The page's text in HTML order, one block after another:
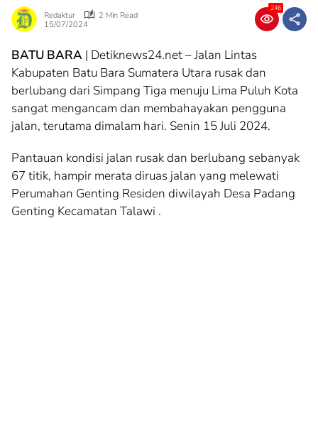
Redaktur
2 Min Read
15/07/2024
246
BATU BARA | Detiknews24.net – Jalan Lintas
Kabupaten Batu Bara Sumatera Utara rusak dan
berlubang dari Simpang Tiga menuju Lima Puluh Kota
sangat mengancam dan membahayakan pengguna
jalan, terutama dimalam hari. Senin 15 Juli 2024.
Pantauan kondisi jalan rusak dan berlubang sebanyak
67 titik, hampir merata diruas jalan yang melewati
Perumahan Genting Residen diwilayah Desa Padang
Genting Kecamatan Talawi .